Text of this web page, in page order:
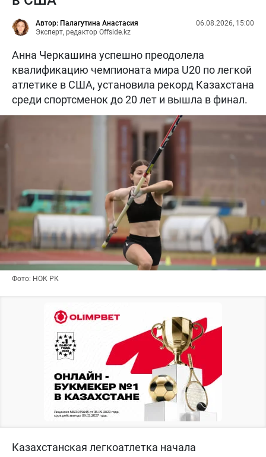
Автор: Палагутина Анастасия
Эксперт, редактор Offside.kz
06.08.2026, 15:00
Анна Черкашина успешно преодолела
квалификацию чемпионата мира U20 по легкой
атлетике в США, установила рекорд Казахстана
среди спортсменок до 20 лет и вышла в финал.
Фото: НОК РК
Казахстанская легкоатлетка начала